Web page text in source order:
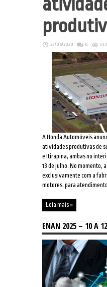
23/06/2020 0
A Honda Automóveis
atividades produtivas de
e Itirapina, ambas no
13 de julho. No momento,
exclusivamente com a
motores, para
Leia mais »
ENAN 2025 – 10 A